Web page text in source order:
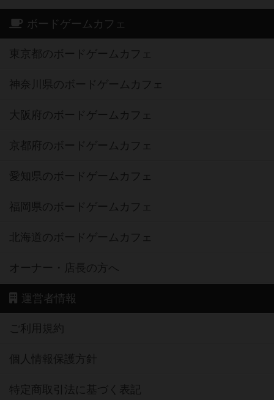
ボードゲームカフェ
東京都のボードゲームカフェ
神奈川県のボードゲームカフェ
大阪府のボードゲームカフェ
京都府のボードゲームカフェ
愛知県のボードゲームカフェ
福岡県のボードゲームカフェ
北海道のボードゲームカフェ
オーナー・店長の方へ
運営者情報
ご利用規約
個人情報保護方針
特定商取引法に基づく表記